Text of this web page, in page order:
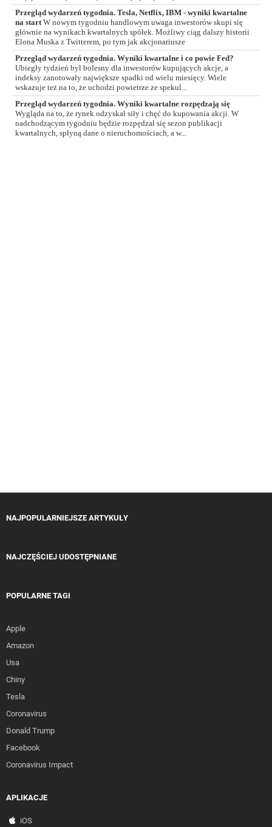
Przegląd wydarzeń tygodnia. Tesla, Netflix, IBM - wyniki kwartalne
na startW nowym tygodniu handlowym uwaga inwestorów skupi się
głównie na wynikach kwartalnych spółek. Możliwy ciąg dalszy historii
Elona Muska z Twitterem, po tym jak akcjonariusze
Przegląd wydarzeń tygodnia. Wyniki kwartalne i co powie Fed?
Ubiegły tydzień był bolesny dla inwestorów kupujących akcje, a
indeksy zanotowały największe spadki od wielu miesięcy. Wiele
wskazuje też na to, że uchodzi powietrze ze spekul...
Przegląd wydarzeń tygodnia. Wyniki kwartalne rozpędzają się
Wygląda na to, że rynek odzyskał siły i chęć do kupowania akcji. W
nadchodzącym tygodniu będzie rozpędzał się sezon publikacji
kwartalnych, spłyną dane o nieruchomościach, a w...
NAJPOPULARNIEJSZE ARTYKUŁY
NAJCZĘŚCIEJ UDOSTĘPNIANE
POPULARNE TAGI
Apple
Amazon
Usa
Chiny
Tesla
Coronavirus
Donald Trump
Facebook
Coronavirus Impact
APLIKACJE
iOS